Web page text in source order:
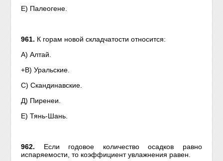
Е) Палеогене.
961. К горам новой складчатости относится:
А) Алтай.
+В) Уральские.
С) Скандинавские.
Д) Пиренеи.
Е) Тянь-Шань.
962. Если годовое количество осадков равно
испаряемости, то коэффициент увлажнения равен.